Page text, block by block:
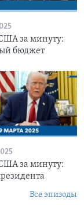
за минуту:
бюджет
за минуту:
Все эпизоды